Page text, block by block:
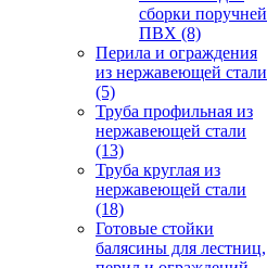
сборки поручней
ПВХ (8)
Перила и ограждения
из нержавеющей стали
(5)
Труба профильная из
нержавеющей стали
(13)
Труба круглая из
нержавеющей стали
(18)
Готовые стойки
балясины для лестниц,